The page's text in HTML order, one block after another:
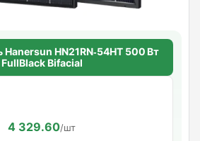
Hanersun HN21RN‑54HT 500 Вт
FullBlack Bifacial
4 329.60/шт